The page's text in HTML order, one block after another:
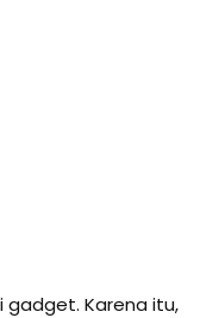
gadget. Karena itu,